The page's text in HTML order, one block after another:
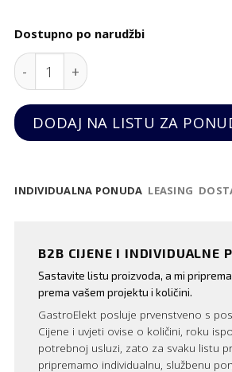
Dostupno po narudžbi
Električna tava za palačinke, 2
DODAJ NA LISTU ZA
INDIVIDUALNA PONUDA LEASING
B2B CIJENE I INDIVIDUALNE
Sastavite listu proizvoda, a mi
prema vašem projektu i količini.
GastroElekt posluje prvenstveno s
Cijene i uvjeti ovise o količini, roku
potrebnoj usluzi, zato za svaku listu
pripremamo individualnu, službenu